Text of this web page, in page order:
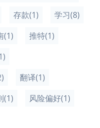
存款(1) 学习(8)
(1) 推特(1)
翻译(1)
(1) 风险偏好(1)